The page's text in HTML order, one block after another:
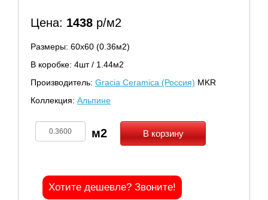
Цена: 1438 р/м2
Размеры: 60х60 (0.36м2)
В коробке: 4шт / 1.44м2
Производитель: Gracia Ceramica (Россия) MKR
Коллекция: Альпине
В корзину
Хотите дешевле? Звоните!